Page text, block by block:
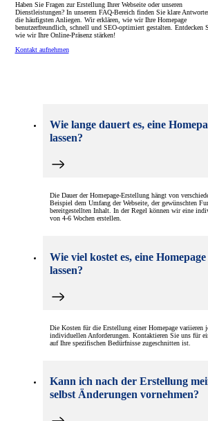
Haben Sie Fragen zur Erstellung Ihrer Webseite oder unseren
Dienstleistungen? In unserem FAQ-Bereich finden Sie klare
die häufigsten Anliegen. Wir erklären, wie wir Ihre Homepage
benutzerfreundlich, schnell und SEO-optimiert gestalten. Entdecken
wie wir Ihre Online-Präsenz stärken!
Kontakt aufnehmen
Wie lange dauert es, eine
lassen?
Die Dauer der Homepage-Erstellung hängt von
Beispiel dem Umfang der Webseite, der gewünschten
bereitgestellten Inhalt. In der Regel können wir eine
von 4-6 Wochen erstellen.
Wie viel kostet es, eine
lassen?
Die Kosten für die Erstellung einer Homepage variieren
individuellen Anforderungen. Kontaktieren Sie uns für
auf Ihre spezifischen Bedürfnisse zugeschnitten ist.
Kann ich nach der Erstellung
selbst Änderungen vornehmen?